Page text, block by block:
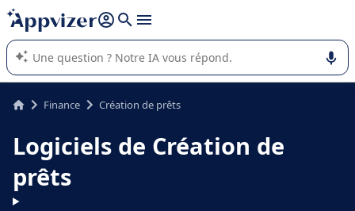
répondre (plusieurs lignes avec
L'IA de Appvizer vous guide dans l'utilisation ou la sélection de
logiciel SaaS en entreprise.
Finance Création de prêts
Logiciels de Création de
prêts